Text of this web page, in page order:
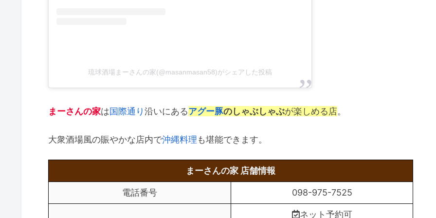
琉球酒場まーさんの家(@masanmasan58)がシェアした投稿
まーさんの家は国際通り沿いにあるアグー豚のしゃぶしゃぶが楽しめる店。
大衆酒場風の賑やかな店内で沖縄料理も堪能できます。
まーさんの家 店舗情報
電話番号 098-975-7525
ネット予約可